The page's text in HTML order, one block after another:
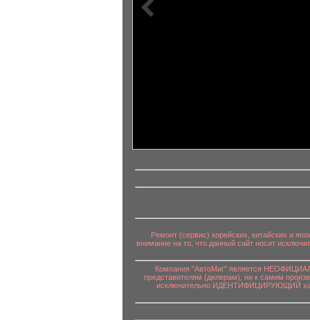
информационный контент
Ремонт (сервис) корейских, китайских и
внимание на то, что данный сайт носит
Компания "АвтоМиг" является
представителям (дилерам), ни к самим
исключительно ИДЕНТИФИЦИРУЮЩИЙ